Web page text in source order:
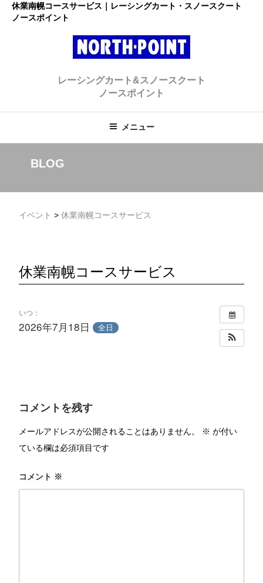
休業南幌コースサービス｜レーシングカート・スノースクート
ノースポイント
ト ノースポイント
レーシングカート&スノースクート
ノースポイント
メニュー
BLOG
イベント > 休業南幌コースサービス
休業南幌コースサービス
いつ：
2026年7月18日 全日
コメントを残す
メールアドレスが公開されることはありません。 ※ が付い
ている欄は必須項目です
コメント ※